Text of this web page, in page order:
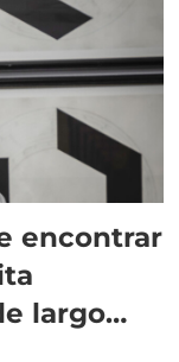
encontrar
largo